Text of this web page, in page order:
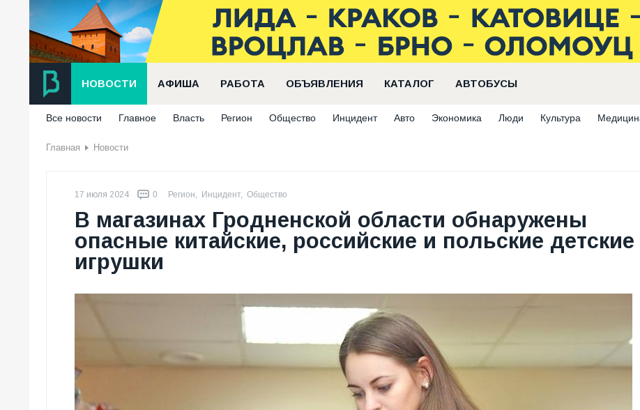
НОВОСТИ АФИША РАБОТА ОБЪЯВЛЕНИЯ КАТАЛОГ АВТОБУСЫ
Все новости Главное Власть Регион Общество Инцидент Авто Экономика Люди Культура
Главная Новости
17 июля 2024 0 Регион, Инцидент, Общество
В магазинах Гродненской области обнаружены
опасные китайские, российские и польские детские
игрушки